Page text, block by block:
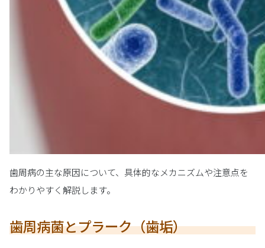
歯周病の主な原因について、具体的なメカニズムや注意点を
わかりやすく解説します。
歯周病菌とプラーク（歯垢）